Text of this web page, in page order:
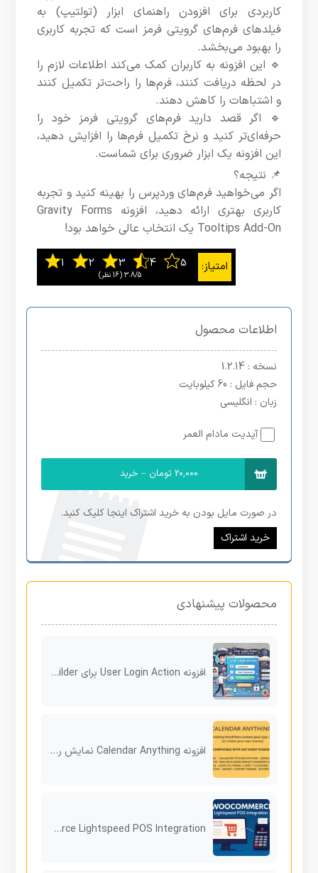
کاربردی برای افزودن راهنمای ابزار (تولتیپ) به
فیلدهای فرم‌های گرویتی فرمز است که تجربه کاربری
را بهبود می‌بخشد.
🔹 این افزونه به کاربران کمک می‌کند اطلاعات لازم را
در لحظه دریافت کنند، فرم‌ها را راحت‌تر تکمیل کنند
و اشتباهات را کاهش دهند.
🔹 اگر قصد دارید فرم‌های گرویتی فرمز خود را
حرفه‌ای‌تر کنید و نرخ تکمیل فرم‌ها را افزایش دهید،
این افزونه یک ابزار ضروری برای شماست.
📌 نتیجه؟
اگر می‌خواهید فرم‌های وردپرس را بهینه کنید و تجربه
کاربری بهتری ارائه دهید، افزونه Gravity Forms
Tooltips Add-On یک انتخاب عالی خواهد بود!
3.8/5 ‏‫(16 نظر)‬
اطلاعات محصول
نسخه : 1.2.14
حجم فایل : 60 کیلوبایت
زبان : انگلیسی
آپدیت مادام العمر
20,000 تومان – خرید
در صورت مایل بودن به خرید اشتراک اینجا کلیک کنید.
خرید اشتراک
محصولات پیشنهادی
افزونه User Login Action برای JetFormBuilder مدیریت ورود و ثبت‌نام کاربران در وردپرس
افزونه Calendar Anything نمایش رویدادها و محتوا به‌صورت تقویمی در وردپرس
WooCommerce Lightspeed POS Integration افزونه وردپرس اتصال فروشگاه فیزیکی به فروشگاه ووکامرس